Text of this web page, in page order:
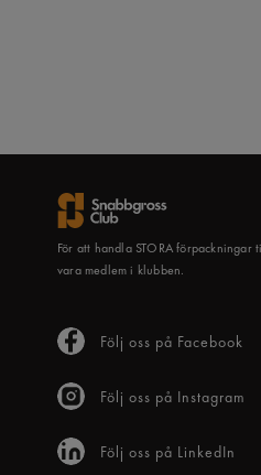
För att handla STORA förpackningar
vara medlem i klubben.
Följ oss på Facebook
Följ oss på Instagram
Följ oss på LinkedIn